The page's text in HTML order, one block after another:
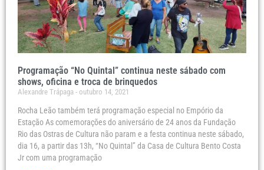
Programação “No Quintal” continua neste sábado com
shows, oficina e troca de brinquedos
Alexandre Trápaga outubro 14, 2021
Rocha Leão também terá programação especial no Empório da
Estação As comemorações do aniversário de 24 anos da Fundação
Rio das Ostras de Cultura não param e a festa continua neste sábado,
dia 16, a partir das 13h, “No Quintal” da Casa de Cultura Bento Costa
Jr com uma programação